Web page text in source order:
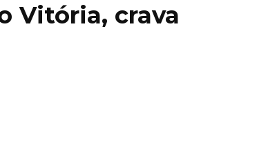
Vitória, crava